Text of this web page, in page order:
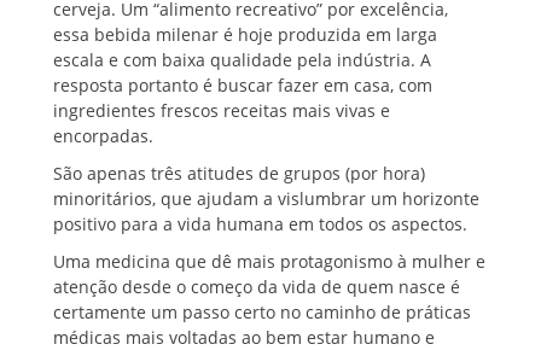
cerveja. Um “alimento recreativo” por excelência,
essa bebida milenar é hoje produzida em larga
escala e com baixa qualidade pela indústria. A
resposta portanto é buscar fazer em casa, com
ingredientes frescos receitas mais vivas e
encorpadas.
São apenas três atitudes de grupos (por hora)
minoritários, que ajudam a vislumbrar um horizonte
positivo para a vida humana em todos os aspectos.
Uma medicina que dê mais protagonismo à mulher e
atenção desde o começo da vida de quem nasce é
certamente um passo certo no caminho de práticas
médicas mais voltadas ao bem estar humano e